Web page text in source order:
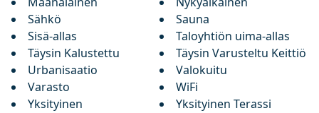
Sähkö
Sauna
Sisä-allas
Taloyhtiön uima-allas
Täysin Kalustettu
Täysin Varusteltu Keittiö
Urbanisaatio
Valokuitu
Varasto
WiFi
Yksityinen
Yksityinen Terassi